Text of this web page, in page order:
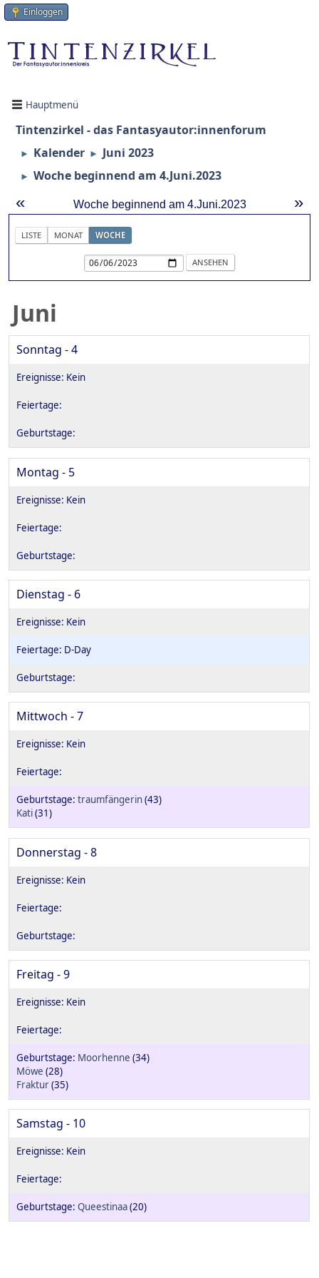
Einloggen
Hauptmenü
Tintenzirkel - das Fantasyautor:innenforum
► Kalender ► Juni 2023
► Woche beginnend am 4.Juni.2023
« »
Woche beginnend am 4.Juni.2023
LISTE MONAT WOCHE
Juni
Sonntag - 4
Montag - 5
Dienstag - 6
D-Day
Mittwoch - 7
traumfängerin(43)
Kati(31)
Donnerstag - 8
Freitag - 9
Moorhenne (34)
Möwe (28)
Fraktur(35)
Samstag - 10
Queestinaa(20)